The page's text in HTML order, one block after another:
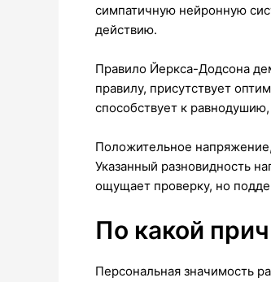
симпатичную нейронную
действию.
Правило Йеркса-Додсона
правилу, присутствует
способствует к
Положительное
Указанный разновидность
ощущает проверку, но
По какой
Персональная значимость